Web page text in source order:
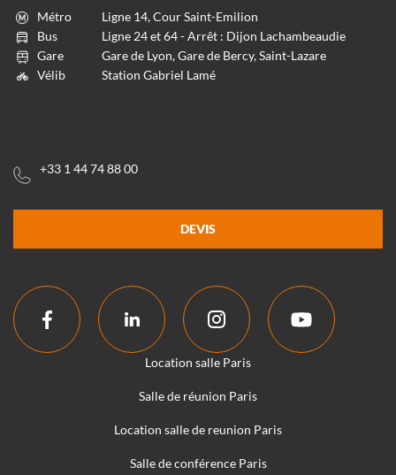
Métro
Ligne 14, Cour Saint-Emilion
Bus
Ligne 24 et 64 - Arrêt : Dijon Lachambeaudie
Gare
Gare de Lyon, Gare de Bercy, Saint-Lazare
Vélib
Station Gabriel Lamé
+33 1 44 74 88 00
DEVIS
Location salle Paris
Salle de réunion Paris
Location salle de reunion Paris
Salle de conférence Paris